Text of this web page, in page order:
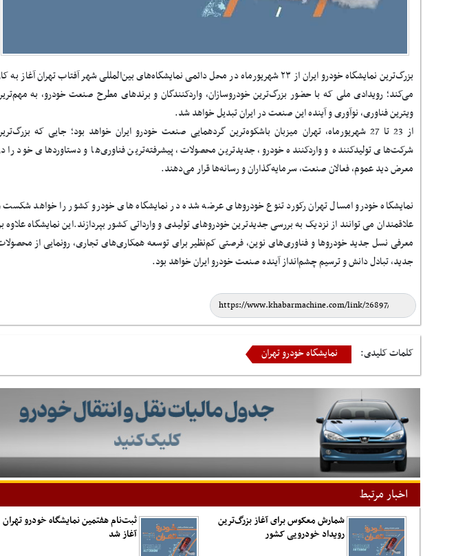
بزرگ‌ترین نمایشگاه خودرو ایران از ۲۳ شهریورماه در محل دائمی نمایشگاه‌های بین‌المللی شهر آفتاب تهران آغاز به
می‌کند؛ رویدادی ملی که با حضور بزرگ‌ترین خودروسازان، واردکنندگان و برندهای مطرح صنعت خودرو، به
ویترین فناوری، نوآوری و آینده این صنعت در ایران تبدیل خواهد شد.
از 23 تا 27 شهریورماه، تهران میزبان باشکوه‌ترین گردهمایی صنعت خودرو ایران خواهد بود؛ جایی که
شرکت‌های تولیدکننده و واردکننده خودرو، جدیدترین محصولات، پیشرفته‌ترین فناوری‌ها و دستاوردهای خود را
معرض دید عموم، فعالان صنعت، سرمایه‌گذاران و رسانه‌ها قرار می‌دهند.
نمایشگاه خودرو امسال تهران رکورد تنوع خودروهای عرضه شده در نمایشگاه های خودرو کشور را خواهد شکست
علاقمندان می توانند از نزدیک به بررسی جدیدترین خودروهای تولیدی و وارداتی کشور بپردازند.این نمایشگاه علاوه
معرفی نسل جدید خودروها و فناوری‌های نوین، فرصتی کم‌نظیر برای توسعه همکاری‌های تجاری، رونمایی از
جدید، تبادل دانش و ترسیم چشم‌انداز آینده صنعت خودرو ایران خواهد بود.
کلمات کلیدی: نمایشگاه خودرو تهران
اخبار مرتبط
شمارش معکوس برای آغاز بزرگ‌ترین
رویداد خودرویی کشور
ثبت‌نام هفتمین نمایشگاه خودرو تهران
آغاز شد